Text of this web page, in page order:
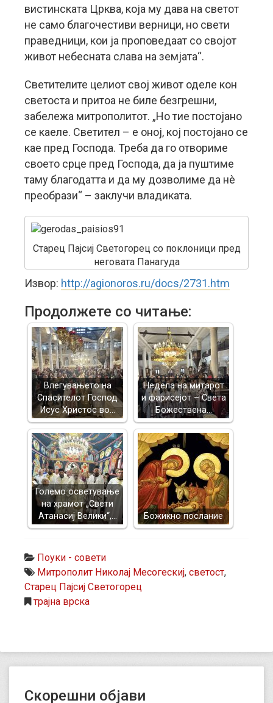
вистинската Црква, која му дава на светот
не само благочестиви верници, но свети
праведници, кои ја проповедаат со својот
живот небесната слава на земјата“.
Светителите целиот свој живот оделе кон
светоста и притоа не биле безгрешни,
забележа митрополитот. „Но тие постојано
се каеле. Светител – е оној, кој постојано се
кае пред Господа. Треба да го отвориме
своето срце пред Господа, да ја пуштиме
таму благодатта и да му дозволиме да нè
преобрази“ – заклучи владиката.
Старец Пајсиј Светогорец со поклоници пред
неговата Панагуда
Извор: http://agionoros.ru/docs/2731.htm
Продолжете со читање:
Влегувањето на
Спасителот Господ
Исус Христос во…
Недела на митарот
и фарисејот – Светa
Божествена…
Големо осветување
на храмот „Свети
Атанасиј Велики“,…
Божикно послание
Поуки - совети
Митрополит Николај Месогескиј, светост,
Старец Пајсиј Светогорец
трајна врска
Скорешни објави